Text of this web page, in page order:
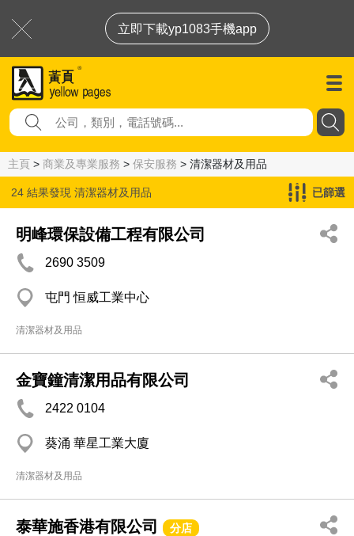
立即下載yp1083手機app
主頁 > 商業及專業服務 > 保安服務 > 清潔器材及用品
24 結果發現 清潔器材及用品 已篩選
明峰環保設備工程有限公司
2690 3509
屯門 恒威工業中心
清潔器材及用品
金寶鐘清潔用品有限公司
2422 0104
葵涌 華星工業大廈
清潔器材及用品
泰華施香港有限公司 分店